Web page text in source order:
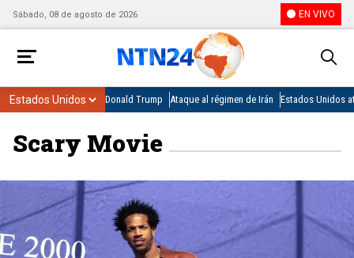
Sábado, 08 de agosto de 2026 EN VIVO
Donald Trump Ataque al régimen de Irán Estados Unidos
Scary Movie